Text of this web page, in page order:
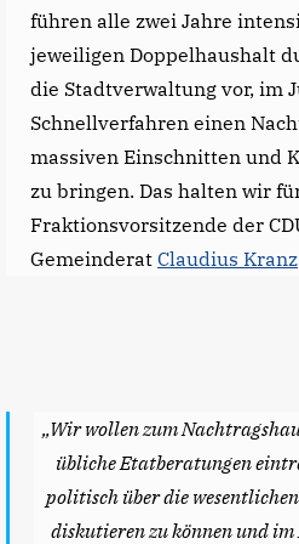
führen alle zwei Jahre
jeweiligen Doppelhaushalt
die Stadtverwaltung vor, im
Schnellverfahren einen
massiven Einschnitten und
zu bringen. Das halten wir
Fraktionsvorsitzende der
Gemeinderat Claudius Kranz
„Wir wollen zum
übliche Etatberatungen
politisch über die
diskutieren zu können und